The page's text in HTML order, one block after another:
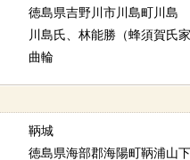
徳島県吉野川市川島町川島
川島氏、林能勝（蜂須賀氏家
曲輪
鞆城
徳島県海部郡海陽町鞆浦山下